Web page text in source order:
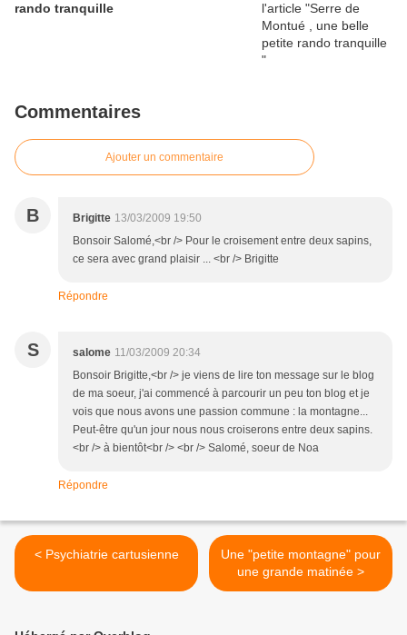
rando tranquille
Commentaires
Ajouter un commentaire
B Brigitte 13/03/2009 19:50
Bonsoir Salomé,<br /> Pour le croisement entre deux sapins,
ce sera avec grand plaisir ... <br /> Brigitte
Répondre
S salome 11/03/2009 20:34
Bonsoir Brigitte,<br /> je viens de lire ton message sur le blog
de ma soeur, j'ai commencé à parcourir un peu ton blog et je
vois que nous avons une passion commune : la montagne...
Peut-être qu'un jour nous nous croiserons entre deux sapins.
<br /> à bientôt<br /> <br /> Salomé, soeur de Noa
Répondre
< Psychiatrie cartusienne
Une "petite montagne" pour
une grande matinée >